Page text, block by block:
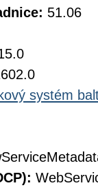
51.06
systém